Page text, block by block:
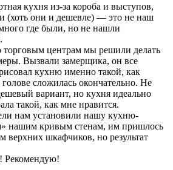
кухня из-за короба и выступов,
(хоть они и дешевле) — это не наш
где были, но не нашли
торговым центрам мы решили делать
Вызвали замерщика, он все
кухню именно такой, как
сложилась окончательно. Не
вариант, но кухня идеально
такой, как мне нравится.
нам установили нашу кухню-
нашим кривым стенам, им пришлось
верхних шкафчиков, но результат
Рекомендую!